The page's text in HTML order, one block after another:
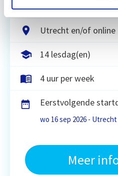
Utrecht en/of online
14 lesdag(en)
4 uur per week
Eerstvolgende
wo 16 sep 2026 -
Meer